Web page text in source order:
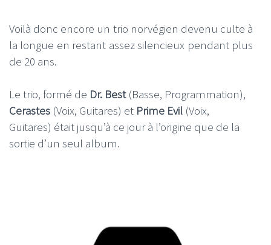
Voilà donc encore un trio norvégien devenu culte à
la longue en restant assez silencieux pendant plus
de 20 ans.
Le trio, formé de Dr. Best(Basse, Programmation),
Cerastes (Voix, Guitares) et Prime Evil (Voix,
Guitares) était jusqu’à ce jour à l’origine que de la
sortie d’un seul album.